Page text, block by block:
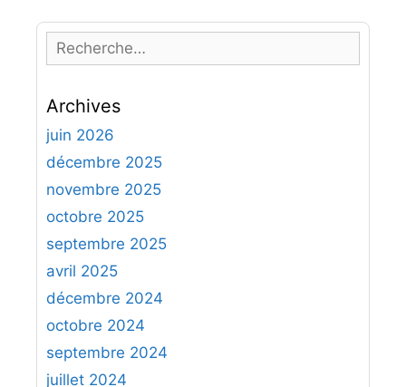
e
h
e
r
h
e
r
:
Archives
juin 2026
décembre 2025
novembre 2025
octobre 2025
septembre 2025
avril 2025
décembre 2024
octobre 2024
septembre 2024
juillet 2024